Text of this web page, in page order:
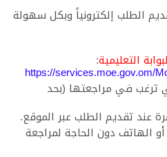
الطلب إلكترونياً وبكل سهولة
التعليمية:
https://services.moe.gov.om/
ترغب في مراجعتها (بحد
عند تقديم الطلب عبر الموقع.
الهاتف دون الحاجة لمراجعة